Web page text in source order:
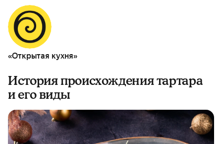
«Открытая кухня»
История происхождения тартара
и его виды